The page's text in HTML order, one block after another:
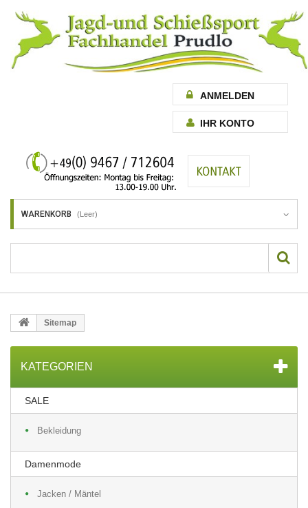
ANMELDEN
IHR KONTO
WARENKORB (Leer)
Sitemap
KATEGORIEN
SALE
Bekleidung
Damenmode
Jacken / Mäntel